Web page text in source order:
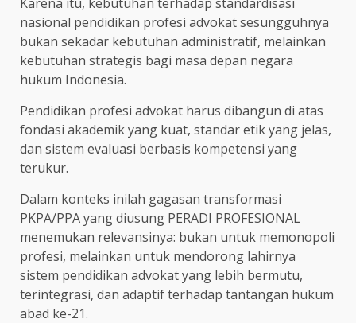
nasional pendidikan profesi advokat sesungguhnya
bukan sekadar kebutuhan administratif, melainkan
kebutuhan strategis bagi masa depan negara
hukum Indonesia.
Pendidikan profesi advokat harus dibangun di atas
fondasi akademik yang kuat, standar etik yang jelas,
dan sistem evaluasi berbasis kompetensi yang
terukur.
Dalam konteks inilah gagasan transformasi
PKPA/PPA yang diusung PERADI PROFESIONAL
menemukan relevansinya: bukan untuk memonopoli
profesi, melainkan untuk mendorong lahirnya
sistem pendidikan advokat yang lebih bermutu,
terintegrasi, dan adaptif terhadap tantangan hukum
abad ke-21.